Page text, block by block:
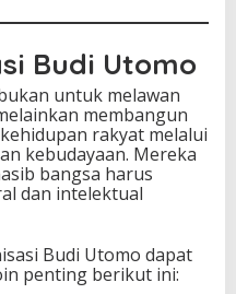
Budi Utomo
untuk melawan
membangun
rakyat melalui
kebudayaan. Mereka
bangsa harus
dan intelektual
Budi Utomo dapat
penting berikut ini: